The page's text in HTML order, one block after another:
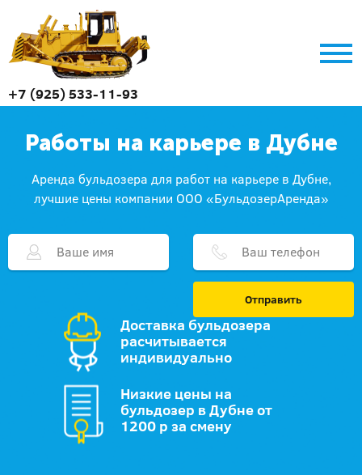
+7 (925) 533-11-93
Работы на карьере в Дубне
Аренда бульдозера для работ на карьере в Дубне,
лучшие цены компании ООО «БульдозерАренда»
Отправить
Доставка бульдозера
расчитывается
индивидуально
Низкие цены на
бульдозер в Дубне от
1200 р за смену